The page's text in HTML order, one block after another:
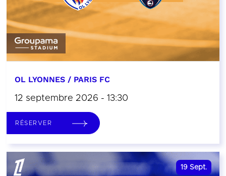
OL LYONNES / PARIS FC
12 septembre 2026 - 13:30
RÉSERVER
19 Sept.